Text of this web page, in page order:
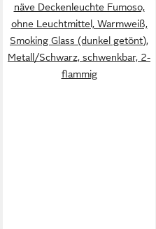
näve Deckenleuchte Fumoso,
ohne Leuchtmittel, Warmweiß,
Smoking Glass (dunkel getönt),
Metall/Schwarz, schwenkbar, 2-
flammig